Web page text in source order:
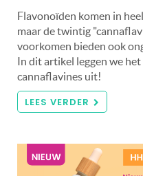
Flavonoïden komen in
maar de twintig
voorkomen bieden ook
In dit artikel leggen we
cannaflavines uit!
LEES VERDER